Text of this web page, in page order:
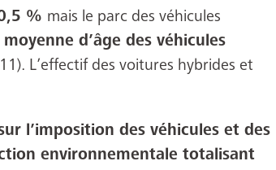
% mais le parc des véhicules
moyenne d’âge des véhicules
L’effectif des voitures hybrides et
l’imposition des véhicules et des
environnementale totalisant